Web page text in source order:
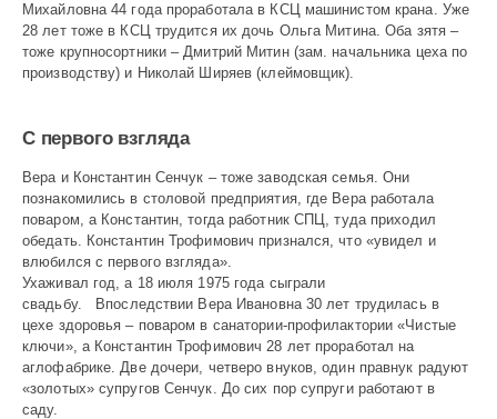
Михайловна 44 года проработала в КСЦ машинистом крана. Уже
28 лет тоже в КСЦ трудится их дочь Ольга Митина. Оба зятя –
тоже крупносортники – Дмитрий Митин (зам. начальника цеха по
производству) и Николай Ширяев (клеймовщик).
С первого взгляда
Вера и Константин Сенчук – тоже заводская семья. Они
познакомились в столовой предприятия, где Вера работала
поваром, а Константин, тогда работник СПЦ, туда приходил
обедать. Константин Трофимович признался, что «увидел и
влюбился с первого взгляда».
Ухаживал год, а 18 июля 1975 года сыграли
свадьбу. Впоследствии Вера Ивановна 30 лет трудилась в
цехе здоровья – поваром в санатории-профилактории «Чистые
ключи», а Константин Трофимович 28 лет проработал на
аглофабрике. Две дочери, четверо внуков, один правнук радуют
«золотых» супругов Сенчук. До сих пор супруги работают в
саду.